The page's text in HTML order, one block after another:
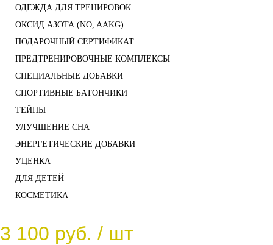
ОДЕЖДА ДЛЯ ТРЕНИРОВОК
ОКСИД АЗОТА (NO, AAKG)
ПОДАРОЧНЫЙ СЕРТИФИКАТ
ПРЕДТРЕНИРОВОЧНЫЕ КОМПЛЕКСЫ
СПЕЦИАЛЬНЫЕ ДОБАВКИ
СПОРТИВНЫЕ БАТОНЧИКИ
ТЕЙПЫ
УЛУЧШЕНИЕ СНА
ЭНЕРГЕТИЧЕСКИЕ ДОБАВКИ
УЦЕНКА
ДЛЯ ДЕТЕЙ
КОСМЕТИКА
3 100 руб. / шт